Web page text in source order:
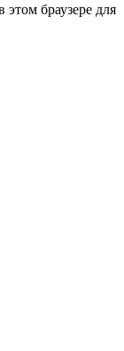
браузере для